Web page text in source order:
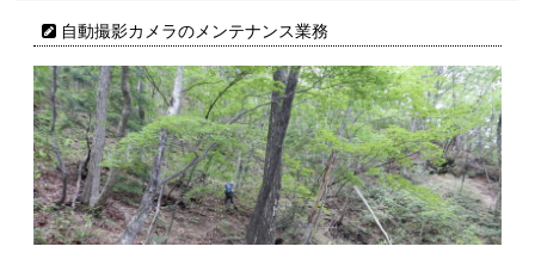
自動撮影カメラのメンテナンス業務